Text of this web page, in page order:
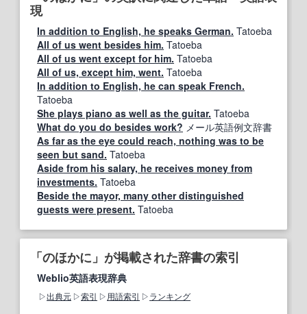
現
In addition to English, he speaks German. Tatoeba
All of us went besides him. Tatoeba
All of us went except for him. Tatoeba
All of us, except him, went. Tatoeba
In addition to English, he can speak French.
Tatoeba
She plays piano as well as the guitar. Tatoeba
What do you do besides work? メール英語例文辞書
As far as the eye could reach, nothing was to be
seen but sand. Tatoeba
Aside from his salary, he receives money from
investments. Tatoeba
Beside the mayor, many other distinguished
guests were present. Tatoeba
「のほかに」が掲載された辞書の索引
Weblio英語表現辞典
出典元 索引 用語索引 ランキング